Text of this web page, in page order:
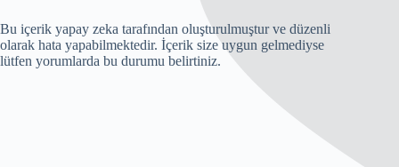
Bu içerik yapay zeka tarafından oluşturulmuştur ve düzenli
olarak hata yapabilmektedir. İçerik size uygun gelmediyse
lütfen yorumlarda bu durumu belirtiniz.